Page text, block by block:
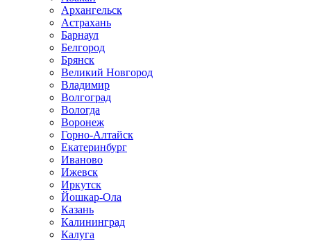
Архангельск
Астрахань
Барнаул
Белгород
Брянск
Великий Новгород
Владимир
Волгоград
Вологда
Воронеж
Горно-Алтайск
Екатеринбург
Иваново
Ижевск
Иркутск
Йошкар-Ола
Казань
Калининград
Калуга